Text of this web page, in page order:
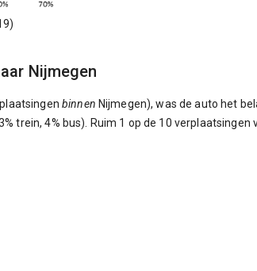
Nijmegen
binnen Nijmegen), was de auto het
trein, 4% bus). Ruim 1 op de 10 verplaatsingen